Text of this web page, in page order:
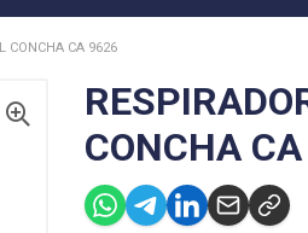
CONCHA CA 9626
CONCHA